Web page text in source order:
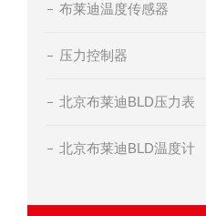
布莱迪温度传感器
压力控制器
北京布莱迪BLD压力表
北京布莱迪BLD温度计